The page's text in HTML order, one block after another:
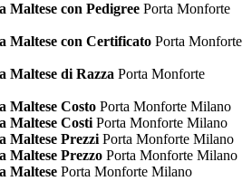
Maltese con Pedigree Porta Monforte
Maltese con Certificato Porta Monforte
Maltese di Razza Porta Monforte
Maltese Costo Porta Monforte Milano
Maltese Costi Porta Monforte Milano
Maltese Prezzi Porta Monforte Milano
Maltese Prezzo Porta Monforte Milano
Maltese Porta Monforte Milano